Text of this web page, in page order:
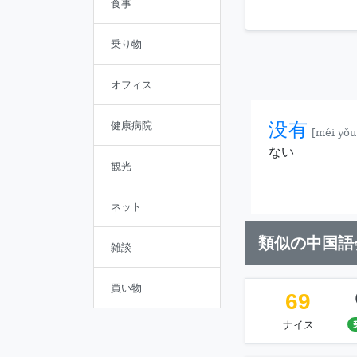
食事
乗り物
オフィス
健康病院
観光
ネット
雑談
買い物
没有 [méi
ない
類似の中国
69
ナイス